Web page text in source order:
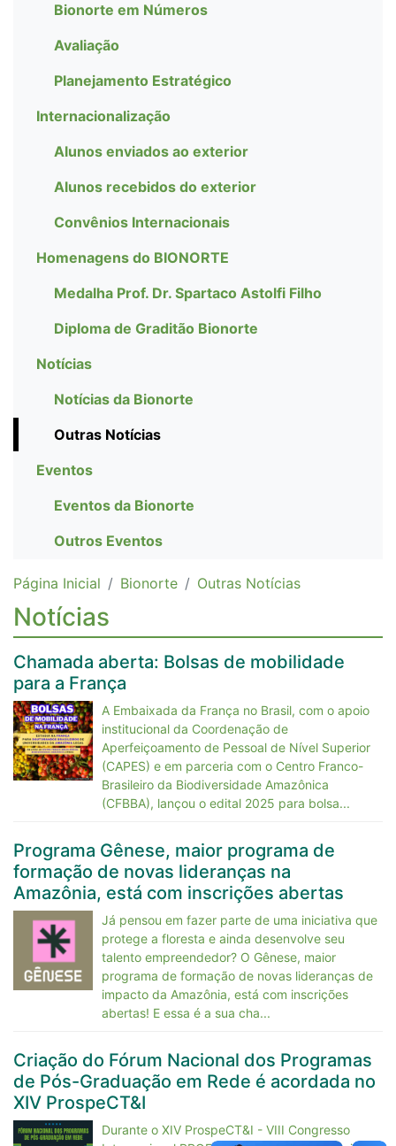
Bionorte em Números
Avaliação
Planejamento Estratégico
Internacionalização
Alunos enviados ao exterior
Alunos recebidos do exterior
Convênios Internacionais
Homenagens do BIONORTE
Medalha Prof. Dr. Spartaco Astolfi Filho
Diploma de Graditão Bionorte
Notícias
Notícias da Bionorte
Outras Notícias
Eventos
Eventos da Bionorte
Outros Eventos
Página Inicial Bionorte Outras Notícias
Notícias
Chamada aberta: Bolsas de mobilidade
para a França
A Embaixada da França no Brasil, com o apoio
institucional da Coordenação de
Aperfeiçoamento de Pessoal de Nível Superior
(CAPES) e em parceria com o Centro Franco-
Brasileiro da Biodiversidade Amazônica
(CFBBA), lançou o edital 2025 para bolsa...
Programa Gênese, maior programa de
formação de novas lideranças na
Amazônia, está com inscrições abertas
Já pensou em fazer parte de uma iniciativa que
protege a floresta e ainda desenvolve seu
talento empreendedor? O Gênese, maior
programa de formação de novas lideranças de
impacto da Amazônia, está com inscrições
abertas! E essa é a sua cha...
Criação do Fórum Nacional dos Programas
de Pós-Graduação em Rede é acordada no
XIV ProspeCT&I
Durante o XIV ProspeCT&I - VIII Congresso